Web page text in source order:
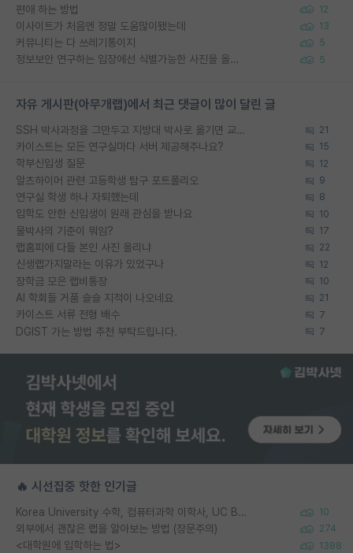
편애 하는 방법 12
이사이트가 처음엔 정말 도움많이됐는데 13
커뮤니티는 다 쓰레기통이지 5
정보보안 연구하는 입장에선 식별가능한 사진을 올리는건 비추이긴함 5
자유 게시판(아무개랩)에서 최근 댓글이 많이 달린 글
SSH 박사과정을 그만두고 지방대 박사로 옮기면 교수의 꿈은 끝일까요? 21
카이스트는 모든 연구실마다 서버 제공해주나요? 15
학부신입생 질문 12
알츠하이머 관련 고등학생 탐구 포트폴리오 9
연구실 학생 하나 자퇴했는데 8
입학도 안한 신입생이 원래 관심을 받나요 10
물박사의 기준이 뭐임? 17
랩홈피에 다들 본인 사진 올리냐 22
신생랩가지말라는 이유가 있었구나 12
장학금 모은 랩비통장 10
AI 학회들 거품 슬슬 지적이 나오네요 21
카이스트 서류 전형 배수 7
DGIST 가는 방법 추천 부탁드립니다. 7
🔥 시선집중 핫한 인기글
Korea University 수학, 컴퓨터과학 이학사, UC Berkeley 산업공학 대학원 공학박사가 되는 것은 쉽지 않겠죠? 10
외부에서 괜찮은 랩을 알아보는 방법 (장문주의) 274
<대학원에 입학하는 법> 1388